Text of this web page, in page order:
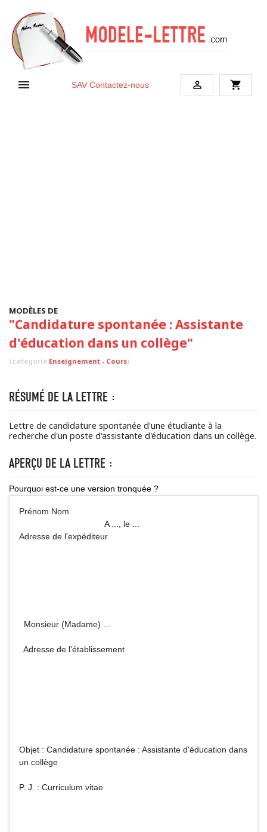
 SAV Contactez-nous  shopping_cart
MODÈLES DE
"Candidature spontanée : Assistante
d'éducation dans un collège"
(categorie Enseignement - Cours)
RÉSUMÉ DE LA LETTRE :
Lettre de candidature spontanée d'une étudiante à la
recherche d'un poste d'assistante d'éducation dans un collège.
APERÇU DE LA LETTRE :
Pourquoi est-ce une version tronquée ?
Prénom Nom
A ..., le ...
Adresse de l'expéditeur
Monsieur (Madame) ...
Adresse de l'établissement
Objet : Candidature spontanée : Assistante d'éducation dans
un collège
P. J. : Curriculum vitae